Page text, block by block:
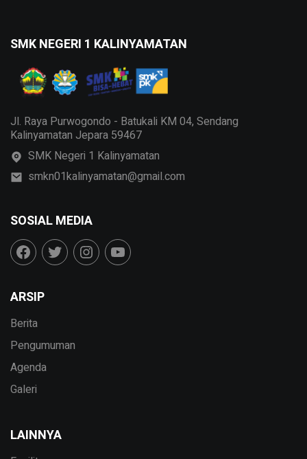
SMK NEGERI 1 KALINYAMATAN
Jl. Raya Purwogondo - Batukali KM 04, Sendang
Kalinyamatan Jepara 59467
SMK Negeri 1 Kalinyamatan
smkn01kalinyamatan@gmail.com
SOSIAL MEDIA
ARSIP
Berita
Pengumuman
Agenda
Galeri
LAINNYA